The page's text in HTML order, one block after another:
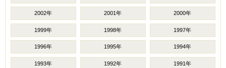
2002年 2001年 2000年
1999年 1998年 1997年
1996年 1995年 1994年
1993年 1992年 1991年